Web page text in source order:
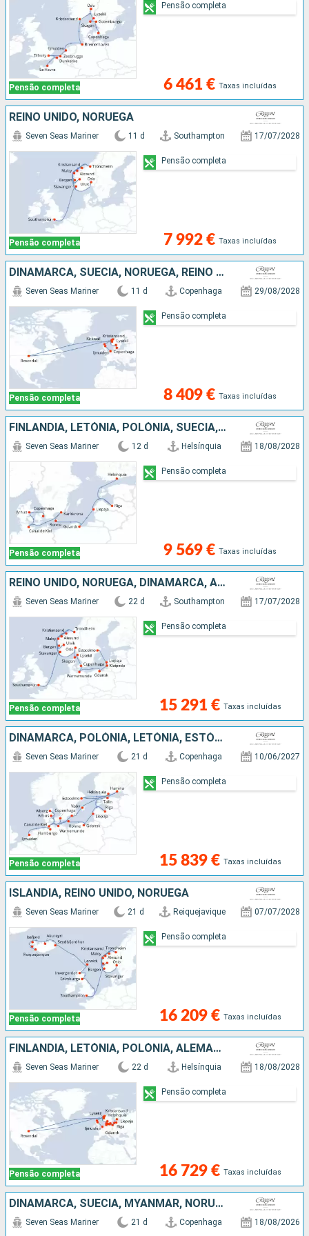
Pensão completa 6 461 € Taxas incluídas
Pensão completa
REINO UNIDO, NORUEGA
Pensão completa
Seven Seas Mariner 11 d Southampton 17/07/2028
7 992 € Taxas incluídas
Pensão completa
DINAMARCA, SUÉCIA, NORUEGA, REINO UNIDO, HOLANDA
Pensão completa
Seven Seas Mariner 11 d Copenhaga 29/08/2028
8 409 € Taxas incluídas
Pensão completa
FINLÂNDIA, LETÓNIA, POLÓNIA, SUÉCIA, ALEMANHA, DINAMARCA
Pensão completa
Seven Seas Mariner 12 d Helsínquia 18/08/2028
9 569 € Taxas incluídas
Pensão completa
REINO UNIDO, NORUEGA, DINAMARCA, ALEMANHA, POLÓNIA, LETÓNIA, SUÉCIA
Pensão completa
Seven Seas Mariner 22 d Southampton 17/07/2028
15 291 € Taxas incluídas
Pensão completa
DINAMARCA, POLÓNIA, LETÓNIA, ESTÓNIA, FINLÂNDIA, SUÉCIA, ALEMANHA, HOLANDA
Pensão completa
Seven Seas Mariner 21 d Copenhaga 10/06/2027
15 839 € Taxas incluídas
Pensão completa
ISLÂNDIA, REINO UNIDO, NORUEGA
Pensão completa
Seven Seas Mariner 21 d Reiquejavique 07/07/2028
16 209 € Taxas incluídas
Pensão completa
FINLÂNDIA, LETÓNIA, POLÓNIA, ALEMANHA, DINAMARCA, SUÉCIA, NORUEGA, REINO UNIDO, HOLANDA
Pensão completa
Seven Seas Mariner 22 d Helsínquia 18/08/2028
16 729 € Taxas incluídas
Pensão completa
DINAMARCA, SUÉCIA, MYANMAR, NORUEGA, REINO UNIDO, BÉLGICA, HOLANDA
Seven Seas Mariner 21 d Copenhaga 18/08/2026